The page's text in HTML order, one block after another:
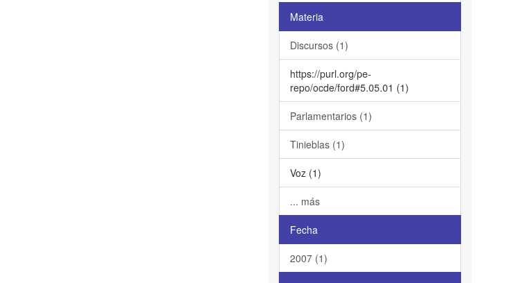
Materia
Discursos (1)
https://purl.org/pe-
repo/ocde/ford#5.05.01 (1)
Parlamentarios (1)
Tinieblas (1)
Voz (1)
... más
Fecha
2007 (1)